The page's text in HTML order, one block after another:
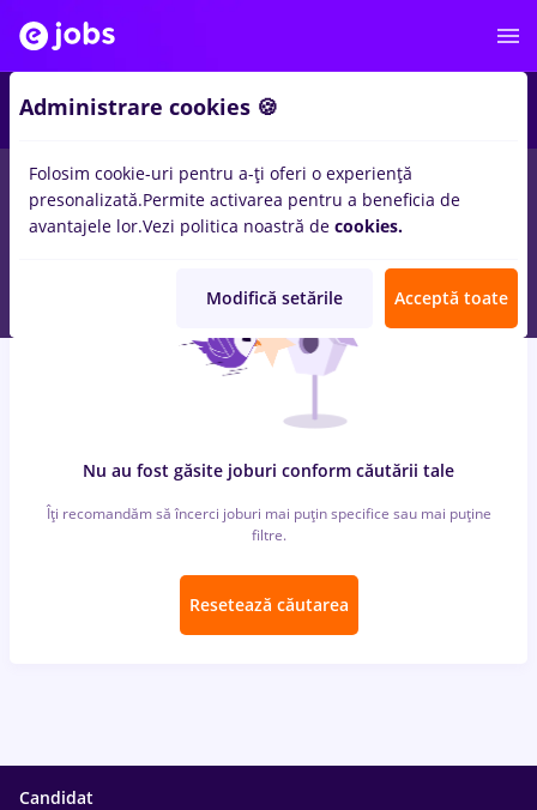
locuri de muncalaborant in Strainatatein Constructii /
Instalatii, IT / Telecom
Nu au fost găsite joburi conform căutării tale
Îți recomandăm să încerci joburi mai puțin specifice sau mai puține
filtre.
Resetează căutarea
Candidat
Administrare cookies 🍪
Folosim cookie-uri pentru a-ți oferi o experiență
presonalizată.Permite activarea pentru a beneficia de
avantajele lor.Vezi politica noastră de cookies.
Modifică setările Acceptă toate